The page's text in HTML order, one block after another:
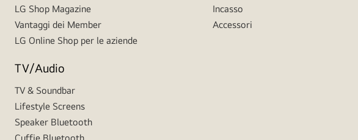
LG Shop Magazine
Vantaggi dei Member
LG Online Shop per le aziende
TV/Audio
TV & Soundbar
Lifestyle Screens
Speaker Bluetooth
Incasso
Accessori